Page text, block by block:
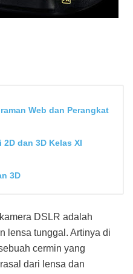
Web dan Perangkat
dan 3D Kelas XI
3D
DSLR adalah
lensa tunggal. Artinya di
cermin yang
dari lensa dan